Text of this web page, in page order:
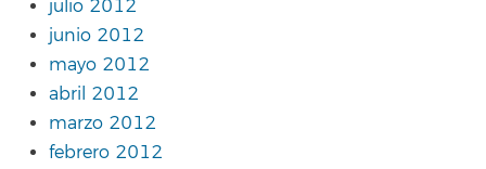
julio 2012
junio 2012
mayo 2012
abril 2012
marzo 2012
febrero 2012